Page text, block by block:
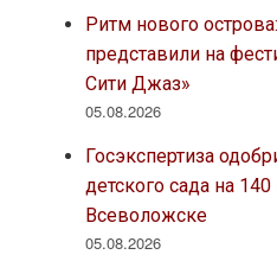
Ритм нового
представили на
Сити Джаз»
05.08.2026
Госэкспертиза
детского сада на
Всеволожске
05.08.2026